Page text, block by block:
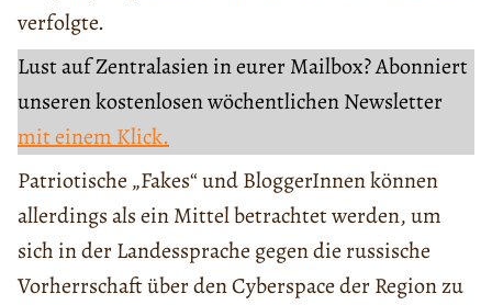
verfolgte.
Lust auf Zentralasien in eurer Mailbox? Abonniert
unseren kostenlosen wöchentlichen Newsletter
mit einem Klick.
Patriotische „Fakes“ und BloggerInnen können
allerdings als ein Mittel betrachtet werden, um
sich in der Landessprache gegen die russische
Vorherrschaft über den Cyberspace der Region zu